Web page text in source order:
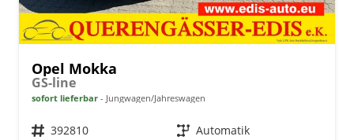
Opel Mokka
GS-line
sofort lieferbar Jungwagen/Jahreswagen
Fahrzeugnr. 392810 Getriebe Automatik